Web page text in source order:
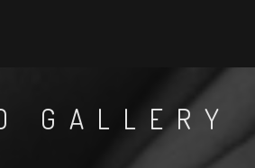
GALLERY